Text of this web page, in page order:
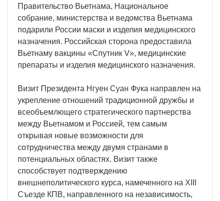
Правительство Вьетнама, Национальное
собрание, министерства и ведомства Вьетнама
подарили России маски и изделия медицинского
назначения. Российская сторона предоставила
Вьетнаму вакцины «Спутник V», медицинские
препараты и изделия медицинского назначения.
Визит Президента Нгуен Суан Фука направлен на
укрепление отношений традиционной дружбы и
всеобъемлющего стратегического партнерства
между Вьетнамом и Россией, тем самым
открывая новые возможности для
сотрудничества между двумя странами в
потенциальных областях. Визит также
способствует подтверждению
внешнеполитического курса, намеченного на XIII
Съезде КПВ, направленного на независимость,